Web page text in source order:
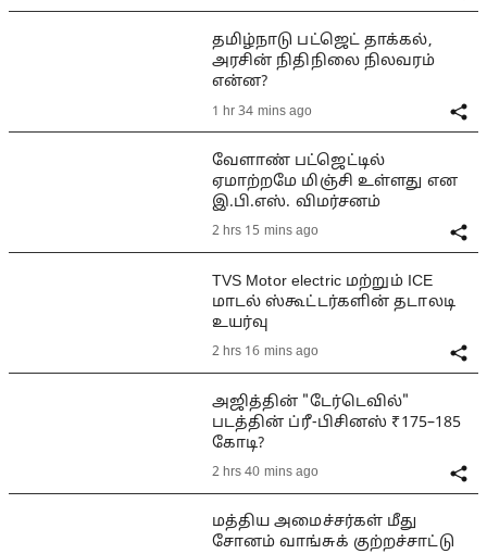
தமிழ்நாடு பட்ஜெட் தாக்கல்,
அரசின் நிதிநிலை நிலவரம்
என்ன?
1 hr 34 mins ago
வேளாண் பட்ஜெட்டில்
ஏமாற்றமே மிஞ்சி உள்ளது என
இ.பி.எஸ். விமர்சனம்
2 hrs 15 mins ago
TVS Motor electric மற்றும் ICE
மாடல் ஸ்கூட்டர்களின் தடாலடி
உயர்வு
2 hrs 16 mins ago
அஜித்தின் "டேர்டெவில்"
படத்தின் ப்ரீ-பிசினஸ் ₹175–185
கோடி?
2 hrs 40 mins ago
மத்திய அமைச்சர்கள் மீது
சோனம் வாங்சுக் குற்றச்சாட்டு